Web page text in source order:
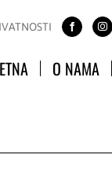
O NAMA